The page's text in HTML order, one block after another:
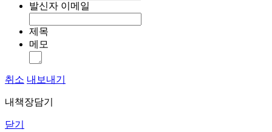
발신자 이메일
제목
메모
취소 내보내기
내책장담기
닫기